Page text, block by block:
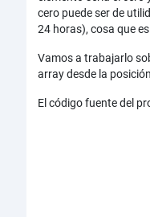
cero puede ser de
24 horas), cosa que
Vamos a trabajarlo
array desde la
El código fuente del